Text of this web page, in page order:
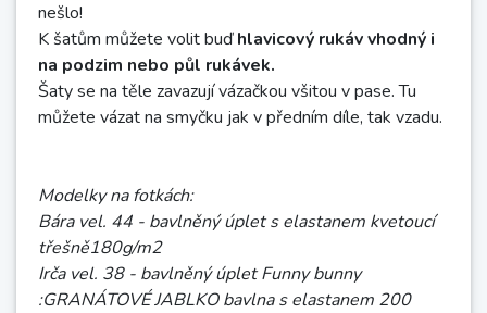
nešlo!
K šatům můžete volit buďhlavicový rukáv vhodný i
na podzim nebo půl rukávek.
Šaty se na těle zavazují vázačkou všitou v pase. Tu
můžete vázat na smyčku jak v předním díle, tak vzadu.
Modelky na fotkách:
Bára vel. 44 - bavlněný úplet s elastanem kvetoucí
třešně180g/m2
Irča vel. 38 - bavlněný úplet Funny bunny
:GRANÁTOVÉ JABLKO bavlna s elastanem 200